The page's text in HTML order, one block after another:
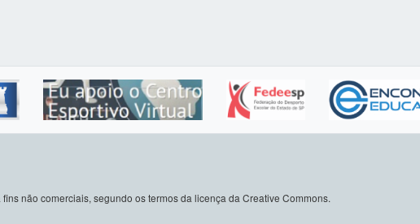
não comerciais, segundo os termos da licença da Creative Commons.